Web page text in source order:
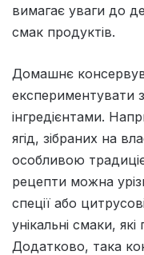
вимагає уваги до
смак продуктів.
Домашнє
експериментувати
інгредієнтами.
ягід, зібраних на
особливою
рецепти можна
спеції або
унікальні смаки,
Додатково, така